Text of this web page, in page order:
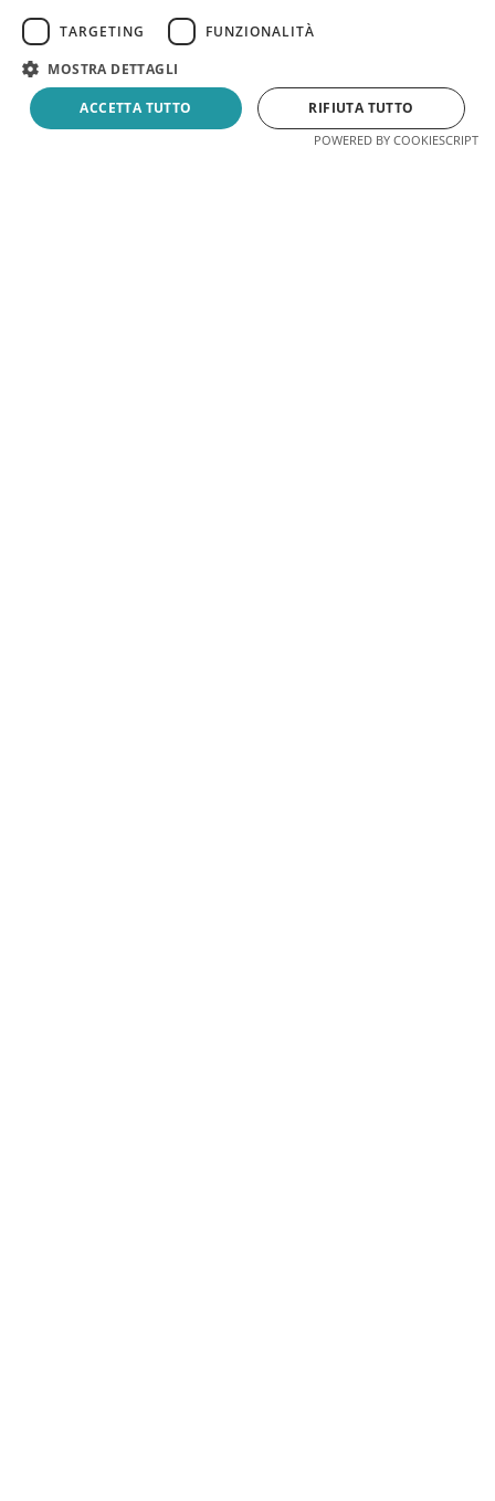
TARGETING FUNZIONALITÀ
MOSTRA DETTAGLI
ACCETTA TUTTO RIFIUTA TUTTO
POWERED BY COOKIESCRIPT